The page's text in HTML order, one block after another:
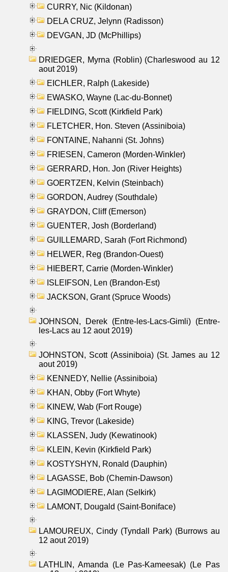
CURRY, Nic (Kildonan)
DELA CRUZ, Jelynn (Radisson)
DEVGAN, JD (McPhillips)
DRIEDGER, Myrna (Roblin) (Charleswood au 12
aout 2019)
EICHLER, Ralph (Lakeside)
EWASKO, Wayne (Lac-du-Bonnet)
FIELDING, Scott (Kirkfield Park)
FLETCHER, Hon. Steven (Assiniboia)
FONTAINE, Nahanni (St. Johns)
FRIESEN, Cameron (Morden-Winkler)
GERRARD, Hon. Jon (River Heights)
GOERTZEN, Kelvin (Steinbach)
GORDON, Audrey (Southdale)
GRAYDON, Cliff (Emerson)
GUENTER, Josh (Borderland)
GUILLEMARD, Sarah (Fort Richmond)
HELWER, Reg (Brandon-Ouest)
HIEBERT, Carrie (Morden-Winkler)
ISLEIFSON, Len (Brandon-Est)
JACKSON, Grant (Spruce Woods)
JOHNSON, Derek (Entre-les-Lacs-Gimli) (Entre-
les-Lacs au 12 aout 2019)
JOHNSTON, Scott (Assiniboia) (St. James au 12
aout 2019)
KENNEDY, Nellie (Assiniboia)
KHAN, Obby (Fort Whyte)
KINEW, Wab (Fort Rouge)
KING, Trevor (Lakeside)
KLASSEN, Judy (Kewatinook)
KLEIN, Kevin (Kirkfield Park)
KOSTYSHYN, Ronald (Dauphin)
LAGASSE, Bob (Chemin-Dawson)
LAGIMODIERE, Alan (Selkirk)
LAMONT, Dougald (Saint-Boniface)
LAMOUREUX, Cindy (Tyndall Park) (Burrows au
12 aout 2019)
LATHLIN, Amanda (Le Pas-Kameesak) (Le Pas